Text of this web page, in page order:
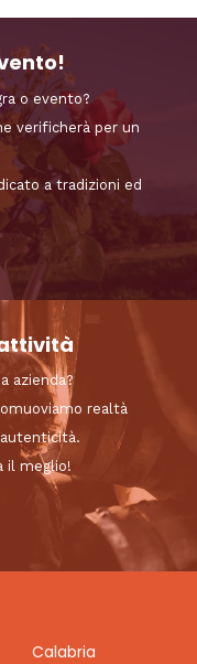
o evento?
verificherà per un
a tradizioni ed
azienda?
realtà
il meglio!
Calabria